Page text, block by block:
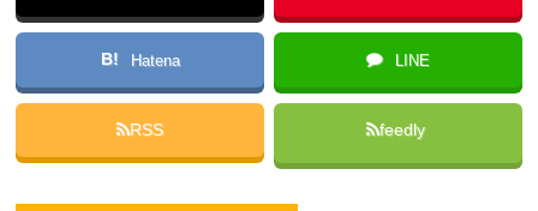
B! Hatena LINE
RSS feedly